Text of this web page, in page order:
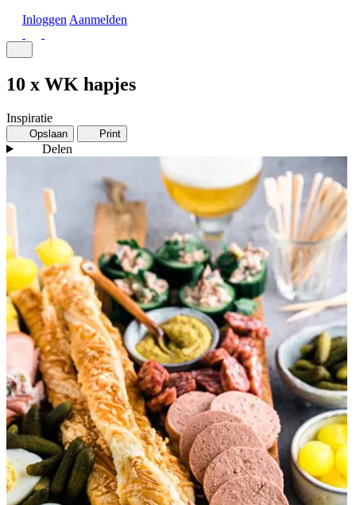
Inloggen Aanmelden
10 x WK hapjes
Inspiratie
Opslaan Print
Delen